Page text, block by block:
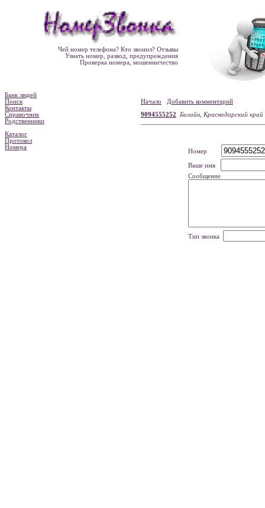
Чей номер телефона? Кто звонил? Отзывы
Узнать номер, развод, предупреждения
Проверка номера, мошенничество
Банк людей
Поиск
Контакты
Справочник
Родственники
Каталог
Протокол
Номера
Начало
Добавить комментарий
9094555252
Билайн, Краснодарский край
Номер
Ваше имя
Сообщение
Тип звонка